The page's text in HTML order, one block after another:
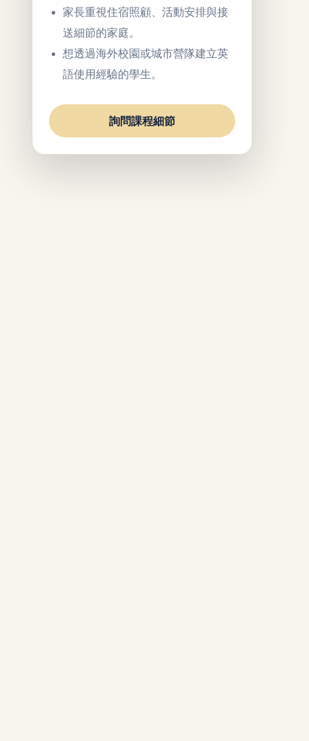
家長重視住宿照顧、活動安排與接
送細節的家庭。
想透過海外校園或城市營隊建立英
語使用經驗的學生。
詢問課程細節